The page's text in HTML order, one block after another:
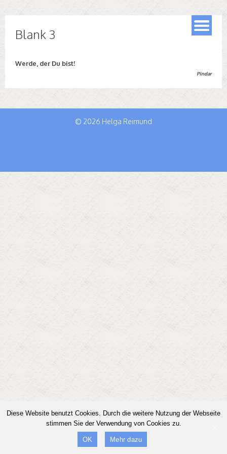
Blank 3
Werde, der Du bist!
Pindar
© 2026 Helga Reimund
Diese Website benutzt Cookies. Durch die weitere Nutzung der Webseite
stimmen Sie der Verwendung von Cookies zu.
OK Mehr dazu